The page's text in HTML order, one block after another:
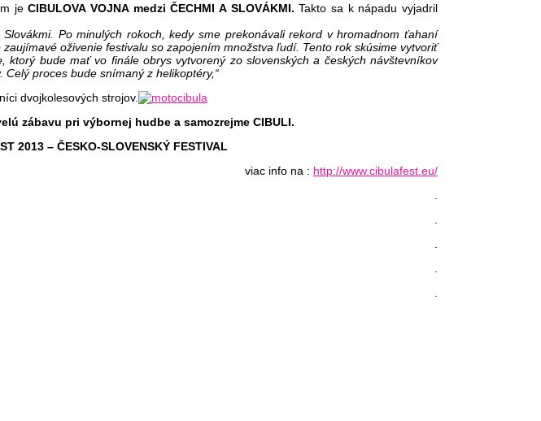
jeCIBULOVA VOJNA medzi ČECHMI A SLOVÁKMI. Takto sa k nápadu vyjadril
Po minulých rokoch, kedy sme prekonávali rekord v hromadnom ťahaní
oživenie festivalu so zapojením množstva ľudí. Tento rok skúsime vytvoriť
bude mať vo finále obrys vytvorený zo slovenských a českých návštevníkov
proces bude snímaný z helikoptéry,“
dvojkolesových strojov.
zábavu pri výbornej hudbe a samozrejme CIBULI.
2013 – ČESKO-SLOVENSKÝ FESTIVAL
viac info na : http://www.cibulafest.eu/